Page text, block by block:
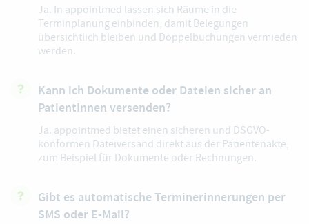
Ja. In appointmed lassen sich Räume in die
Terminplanung einbinden, damit Belegungen
übersichtlich bleiben und Doppelbuchungen vermieden
werden.
Kann ich Dokumente oder Dateien sicher an
PatientInnen versenden?
Ja. appointmed bietet einen sicheren und DSGVO-
konformen Dateiversand direkt aus der Patientenakte,
zum Beispiel für Dokumente oder Rechnungen.
Gibt es automatische Terminerinnerungen per
SMS oder E-Mail?